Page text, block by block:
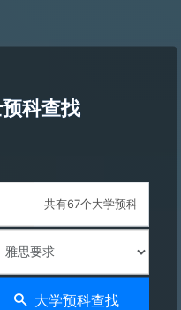
科查找
共有67个大学预科
大学预科查找